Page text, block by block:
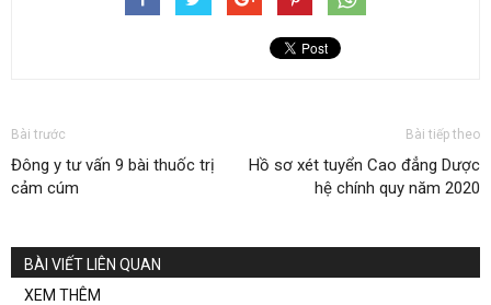
Bài trước
Đông y tư vấn 9 bài thuốc trị
cảm cúm
Bài tiếp theo
Hồ sơ xét tuyển Cao đẳng Dược
hệ chính quy năm 2020
BÀI VIẾT LIÊN QUAN
XEM THÊM